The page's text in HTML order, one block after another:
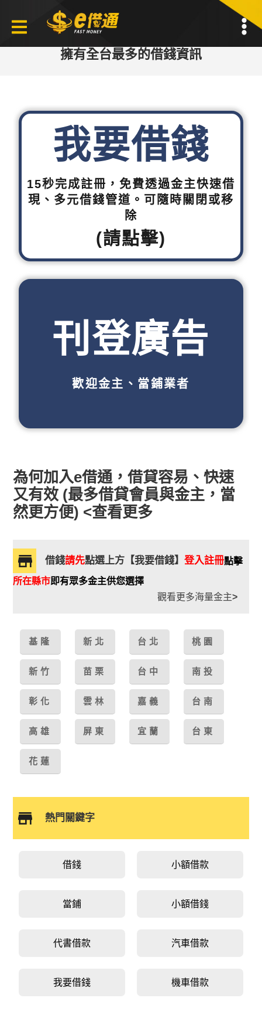
擁有全台最多的借錢資訊
我要借錢
15秒完成註冊，免費透過金主快速借
現、多元借錢管道。可隨時關閉或移
除
(請點擊)
刊登廣告
歡迎金主、當鋪業者
為何加入e借通，借貸容易、快速
又有效 (最多借貸會員與金主，當
然更方便) <查看更多
借錢請先點選上方【我要借錢】登入註冊點擊
所在縣市即有眾多金主供您選擇
觀看更多海量金主>
基隆 新北 台北 桃園
新竹 苗栗 台中 南投
彰化 雲林 嘉義 台南
高雄 屏東 宜蘭 台東
花蓮
熱門關鍵字
借錢 小額借款
當鋪 小額借錢
代書借款 汽車借款
我要借錢 機車借款